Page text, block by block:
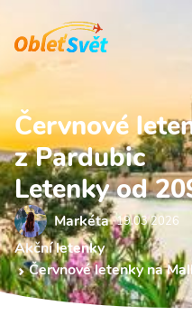
Červnové
z Pardubic
Letenky od
Markéta 19.03 2026
Akční letenky
Červnové letenky na